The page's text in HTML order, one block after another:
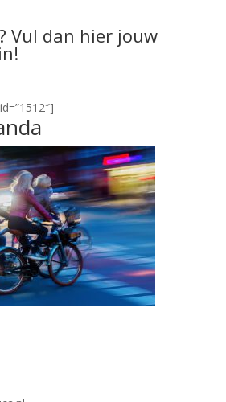
Vul dan hier jouw